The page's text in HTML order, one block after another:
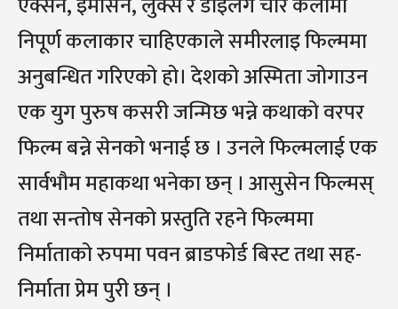
निपूर्ण कलाकार चाहिएकाले समीरलाइ फिल्ममा
अनुबन्धित गरिएको हो। देशको अस्मिता जोगाउन
एक युग पुरुष कसरी जन्मिछ भन्ने कथाको वरपर
फिल्म बन्ने सेनको भनाई छ । उनले फिल्मलाई एक
सार्वभौम महाकथा भनेका छन् । आसुसेन फिल्मस्
तथा सन्तोष सेनको प्रस्तुति रहने फिल्ममा
निर्माताको रुपमा पवन ब्राडफोर्ड बिस्ट तथा सह-
निर्माता प्रेम पुरी छन् ।